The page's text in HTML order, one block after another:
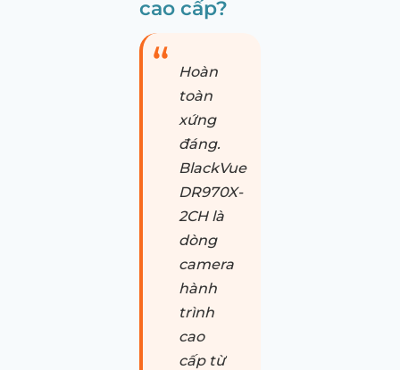
cao cấp?
Hoàn
toàn
xứng
đáng.
BlackVue
DR970X-
2CH là
dòng
camera
hành
trình
cao
cấp từ